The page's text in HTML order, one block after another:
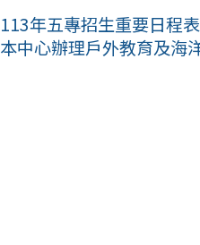
113年五專招生重要日程表
本中心辦理戶外教育及海